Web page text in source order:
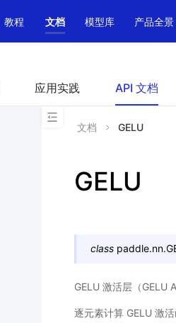
教程 文档 模型库 产品全景
应用实践 API 文档
文档 GELU
GELU
class paddle.nn.
GELU 激活层（
逐元素计算 GELU 激